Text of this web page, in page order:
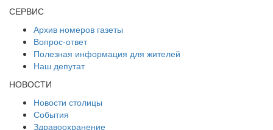
СЕРВИС
Архив номеров газеты
Вопрос-ответ
Полезная информация для жителей
Наш депутат
НОВОСТИ
Новости столицы
События
Здравоохранение